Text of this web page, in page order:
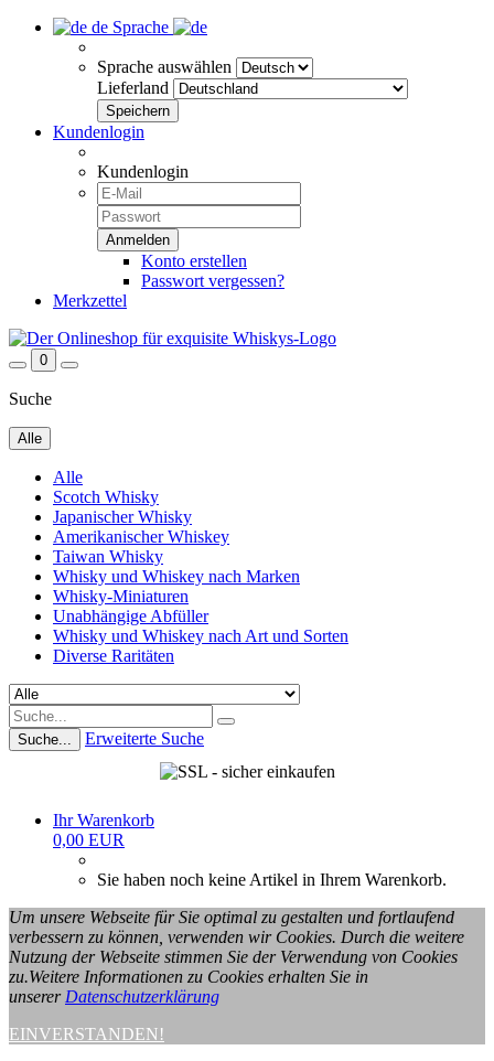
de Sprache
Sprache auswählen
Lieferland
Kundenlogin
Kundenlogin
Konto erstellen
Passwort vergessen?
Merkzettel
0
Suche
Alle
Alle
Scotch Whisky
Japanischer Whisky
Amerikanischer Whiskey
Taiwan Whisky
Whisky und Whiskey nach Marken
Whisky-Miniaturen
Unabhängige Abfüller
Whisky und Whiskey nach Art und Sorten
Diverse Raritäten
Suche... Erweiterte Suche
Ihr Warenkorb
0,00 EUR
Sie haben noch keine Artikel in Ihrem Warenkorb.
Um unsere Webseite für Sie optimal zu gestalten und fortlaufend
verbessern zu können, verwenden wir Cookies. Durch die weitere
Nutzung der Webseite stimmen Sie der Verwendung von Cookies
zu.Weitere Informationen zu Cookies erhalten Sie in
unserer Datenschutzerklärung
EINVERSTANDEN!